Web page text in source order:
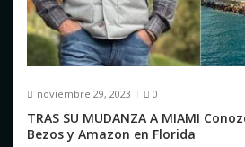
noviembre 29, 2023 0
TRAS SU MUDANZA A MIAMI
Bezos y Amazon en Florida